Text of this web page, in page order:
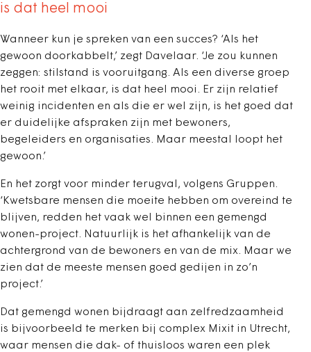
is dat heel mooi
Wanneer kun je spreken van een succes? ‘Als het
gewoon doorkabbelt,’ zegt Davelaar. ‘Je zou kunnen
zeggen: stilstand is vooruitgang. Als een diverse groep
het rooit met elkaar, is dat heel mooi. Er zijn relatief
weinig incidenten en als die er wel zijn, is het goed dat
er duidelijke afspraken zijn met bewoners,
begeleiders en organisaties. Maar meestal loopt het
gewoon.’
En het zorgt voor minder terugval, volgens Gruppen.
‘Kwetsbare mensen die moeite hebben om overeind te
blijven, redden het vaak wel binnen een gemengd
wonen-project. Natuurlijk is het afhankelijk van de
achtergrond van de bewoners en van de mix. Maar we
zien dat de meeste mensen goed gedijen in zo’n
project.’
Dat gemengd wonen bijdraagt aan zelfredzaamheid
is bijvoorbeeld te merken bij complex Mixit in Utrecht,
waar mensen die dak- of thuisloos waren een plek